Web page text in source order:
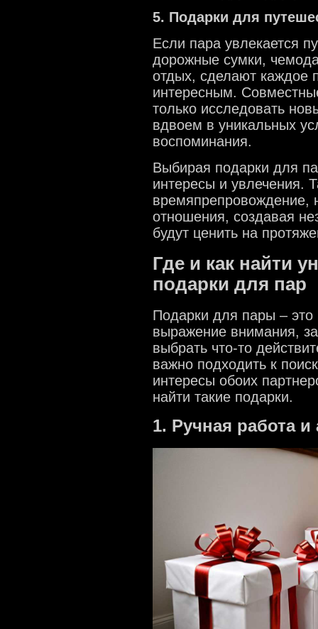
5. Подарки для
Если пара увлекается
дорожные сумки,
отдых, сделают каждое
интересным.
только исследовать
вдвоем в уникальных
воспоминания.
Выбирая подарки для
интересы и увлечения.
времяпрепровождение,
отношения, создавая
будут ценить на
Где и как найти
подарки для пар
Подарки для пары –
выражение внимания,
выбрать что-то
важно подходить к
интересы обоих
найти такие подарки.
1. Ручная работа